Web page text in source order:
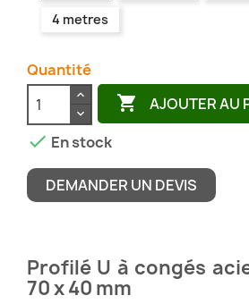
4 metres
Quantité
 AJOUTER AU
 En stock
DEMANDER UN DEVIS
Profilé U à congés
70 x 40 mm